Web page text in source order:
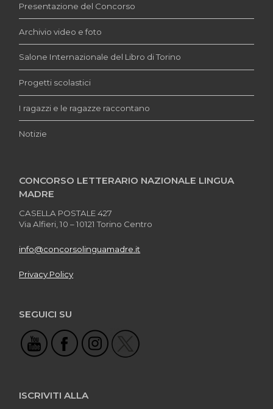
Presentazione del Concorso
Archivio video e foto
Salone Internazionale del Libro di Torino
Progetti scolastici
I ragazzi e le ragazze raccontano
Notizie
CONCORSO LETTERARIO NAZIONALE LINGUA
MADRE
CASELLA POSTALE 427
Via Alfieri, 10 – 10121 Torino Centro
info@concorsolinguamadre.it
Privacy Policy
SEGUICI SU
ISCRIVITI ALLA